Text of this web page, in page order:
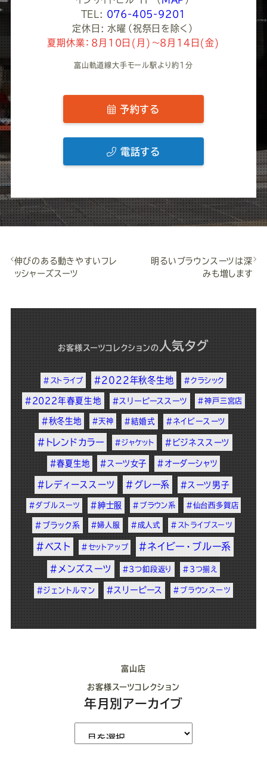
TEL: 076-405-9201
定休日: 水曜（祝祭日を除く）
夏期休業：8月10日(月)～8月14日(金)
富山軌道線大手モール駅より約1分
予約する
電話する
伸びのある動きやすいフレ
ッシャーズスーツ
明るいブラウンスーツは深
みも増します
お客様スーツコレクションの 人気タグ
#ストライプ #2022年秋冬生地 #クラシック
#2022年春夏生地 #スリーピーススーツ #神戸三宮店
#秋冬生地 #天神 #結婚式 #ネイビースーツ
#トレンドカラー #ジャケット #ビジネススーツ
#春夏生地 #スーツ女子 #オーダーシャツ
#レディーススーツ #グレー系 #スーツ男子
#ダブルスーツ #紳士服 #ブラウン系 #仙台西多賀店
#ブラック系 #婦人服 #成人式 #ストライプスーツ
#ベスト #セットアップ #ネイビー・ブルー系
#メンズスーツ #3つ釦段返り #3つ揃え
#ジェントルマン #スリーピース #ブラウンスーツ
富山店
お客様スーツコレクション
年月別アーカイブ